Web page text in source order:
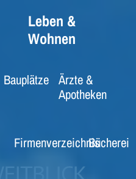
Leben &
Wohnen
Bauplätze Ärzte &
Apotheken
FirmenverzeichnisBücherei